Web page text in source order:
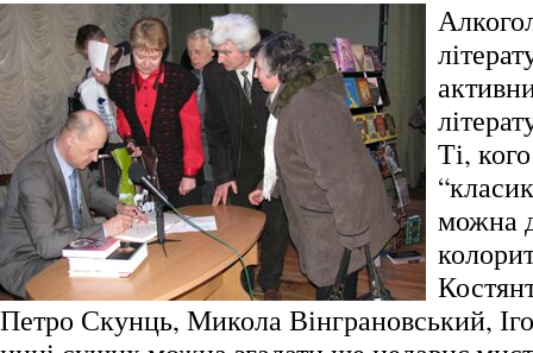
Ті,
можна
Петро Скунць, Микола Вінграновський,